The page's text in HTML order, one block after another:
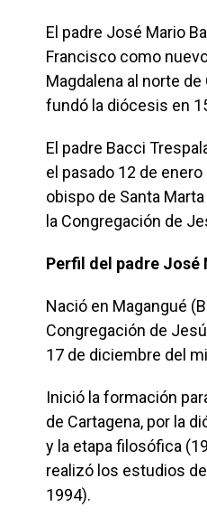
El padre José Mario
Francisco como
Magdalena al norte
fundó la diócesis en
El padre Bacci
el pasado 12 de
obispo de Santa
la Congregación de
Perfil del padre José
Nació en Magangué
Congregación de
17 de diciembre del
Inició la formación
de Cartagena, por la
y la etapa filosófica
realizó los estudios
1994).